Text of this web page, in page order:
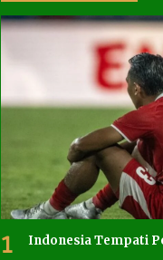
1 Indonesia Tempati